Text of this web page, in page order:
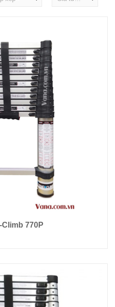
giỏ hàng
770P